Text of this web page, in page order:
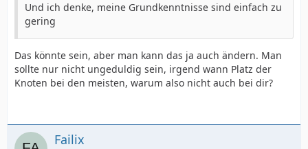
Und ich denke, meine Grundkenntnisse sind einfach zu
gering
Das könnte sein, aber man kann das ja auch ändern. Man
sollte nur nicht ungeduldig sein, irgend wann Platz der
Knoten bei den meisten, warum also nicht auch bei dir?
Failix